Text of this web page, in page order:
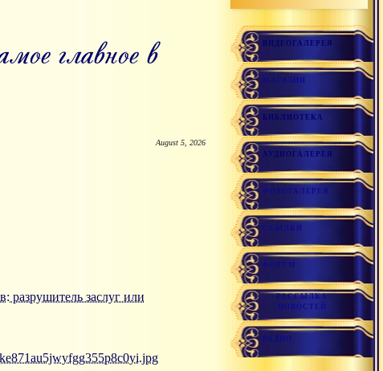
August 5, 2026
разрушитель заслуг или
ВИДЕОГАЛЕРЕЯ
МАГАЗИН
БИБЛИОТЕКА
АУДИОГАЛЕРЕЯ
ФОТОГАЛЕРЕЯ
ССЫЛКИ
ФОРУМ
РАССЫЛКА
НОВОСТЕЙ
РАДИО